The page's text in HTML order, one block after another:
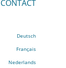
CONTACT
Deutsch
Français
Nederlands